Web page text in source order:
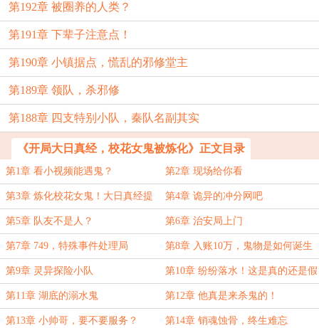
第192章 被圈养的人类？
第191章 下辈子注意点！
第190章 小镇据点，慌乱的邪修堂主
第189章 领队，杀邪修
第188章 四支特别小队，秦队名副其实
《开局大日真经，校花女鬼被炼化》正文目录
第1章 看小视频能遇鬼？ 第2章 现场给你看
第3章 炼化校花女鬼！大日真经提
升
第4章 诡异的冲分网吧
第5章 队友不是人？ 第6章 治安局上门
第7章 749，特殊事件处理局 第8章 入账10万，鬼物是如何诞生
的？
第9章 灵异探险小队 第10章 纷纷落水！这是真的还是假
的？
第11章 湖底的溺水鬼 第12章 他真是来杀鬼的！
第13章 小帅哥，要不要服务？ 第14章 销魂蚀骨，终生难忘